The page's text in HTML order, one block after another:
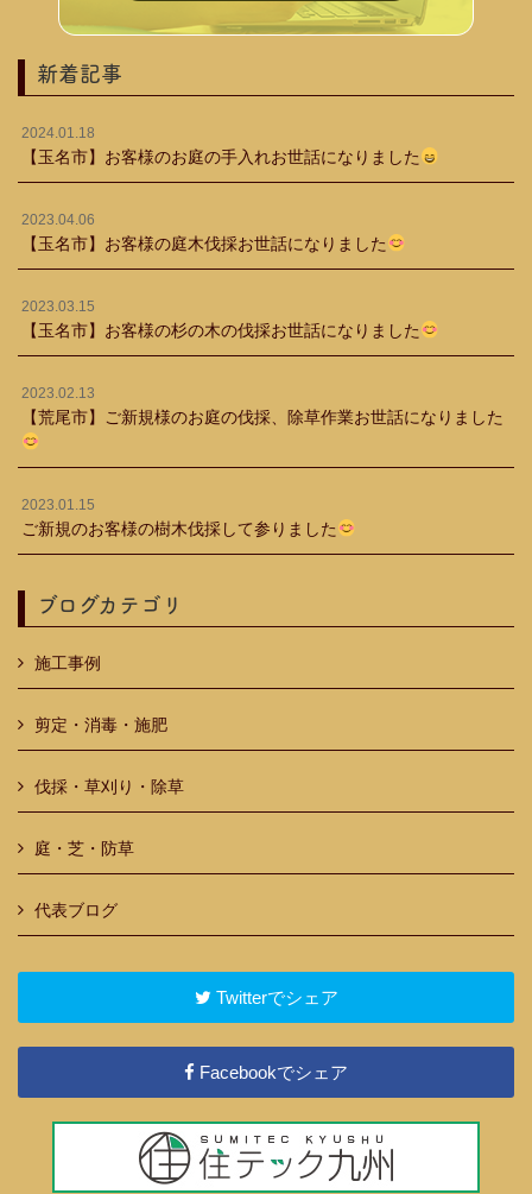
新着記事
2024.01.18
【玉名市】お客様のお庭の手入れお世話になりました
2023.04.06
【玉名市】お客様の庭木伐採お世話になりました
2023.03.15
【玉名市】お客様の杉の木の伐採お世話になりました
2023.02.13
【荒尾市】ご新規様のお庭の伐採、除草作業お世話になりました
2023.01.15
ご新規のお客様の樹木伐採して参りました
ブログカテゴリ
施工事例
剪定・消毒・施肥
伐採・草刈り・除草
庭・芝・防草
代表ブログ
Twitterでシェア
Facebookでシェア